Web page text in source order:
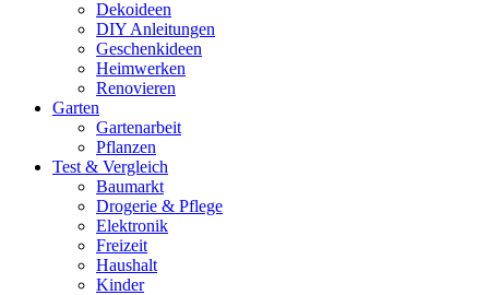
Dekoideen
DIY Anleitungen
Geschenkideen
Heimwerken
Renovieren
Garten
Gartenarbeit
Pflanzen
Test & Vergleich
Baumarkt
Drogerie & Pflege
Elektronik
Freizeit
Haushalt
Kinder